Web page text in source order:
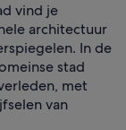
vind je
architectuur
In de
stad
met
van